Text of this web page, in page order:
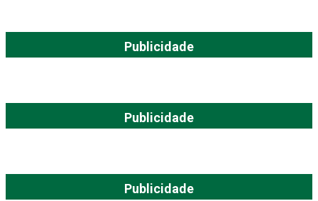
Publicidade
Publicidade
Publicidade